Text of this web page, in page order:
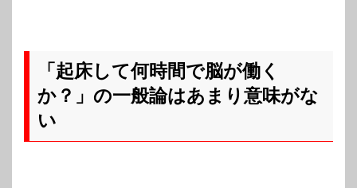
「起床して何時間で脳が働く
か？」の一般論はあまり意味がな
い